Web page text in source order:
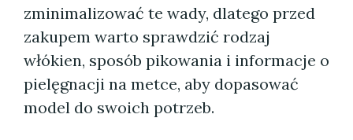
zminimalizować te wady, dlatego przed
zakupem warto sprawdzić rodzaj
włókien, sposób pikowania i informacje o
pielęgnacji na metce, aby dopasować
model do swoich potrzeb.